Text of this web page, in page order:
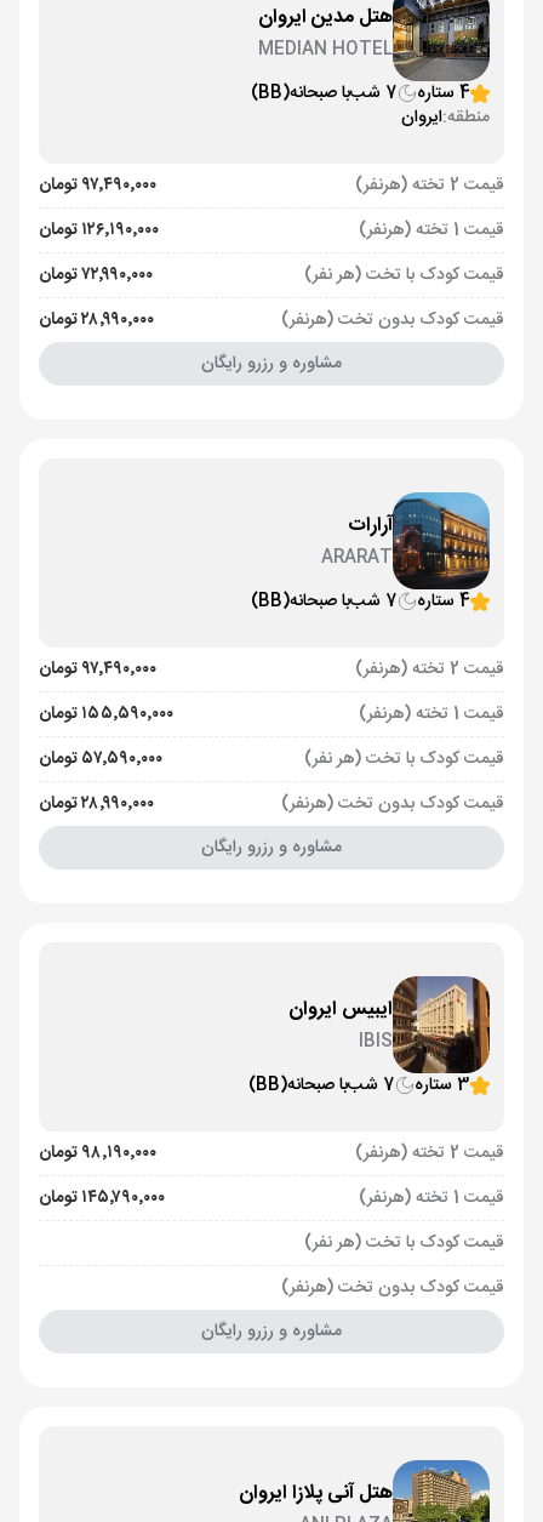
هتل مدین ایروان
MEDIAN HOTEL
4 ستاره
7 شب با صبحانه(BB)
منطقه:ایروان
قیمت 2 تخته (هرنفر)
۹۷٬۴۹۰٬۰۰۰ تومان
قیمت 1 تخته (هرنفر)
۱۲۶٬۱۹۰٬۰۰۰ تومان
قیمت کودک با تخت (هر نفر)
۷۲٬۹۹۰٬۰۰۰ تومان
قیمت کودک بدون تخت (هرنفر)
۲۸٬۹۹۰٬۰۰۰ تومان
مشاوره و رزرو رایگان
آرارات
ARARAT
4 ستاره
7 شب با صبحانه(BB)
قیمت 2 تخته (هرنفر)
۹۷٬۴۹۰٬۰۰۰ تومان
قیمت 1 تخته (هرنفر)
۱۵۵٬۵۹۰٬۰۰۰ تومان
قیمت کودک با تخت (هر نفر)
۵۷٬۵۹۰٬۰۰۰ تومان
قیمت کودک بدون تخت (هرنفر)
۲۸٬۹۹۰٬۰۰۰ تومان
مشاوره و رزرو رایگان
ایبیس ایروان
IBIS
3 ستاره
7 شب با صبحانه(BB)
قیمت 2 تخته (هرنفر)
۹۸٬۱۹۰٬۰۰۰ تومان
قیمت 1 تخته (هرنفر)
۱۴۵٬۷۹۰٬۰۰۰ تومان
قیمت کودک با تخت (هر نفر)
قیمت کودک بدون تخت (هرنفر)
مشاوره و رزرو رایگان
هتل آنی پلازا ایروان